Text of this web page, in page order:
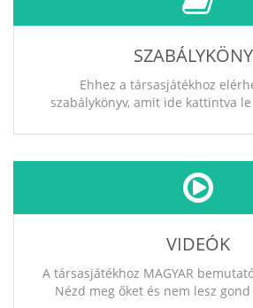
Ehhez a társasjátékhoz
szabálykönyv, amit ide kattintva
VIDEÓK
A társasjátékhoz MAGYAR
Nézd meg őket és nem lesz